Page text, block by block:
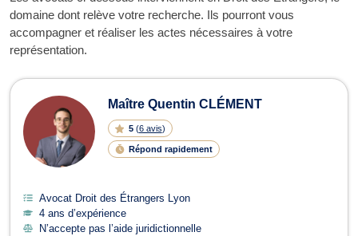
domaine dont relève votre recherche. Ils pourront vous
accompagner et réaliser les actes nécessaires à votre
représentation.
Maître Quentin CLÉMENT
5 (6 avis)
Répond rapidement
Avocat Droit des Étrangers Lyon
4 ans d’expérience
N’accepte pas l’aide juridictionnelle